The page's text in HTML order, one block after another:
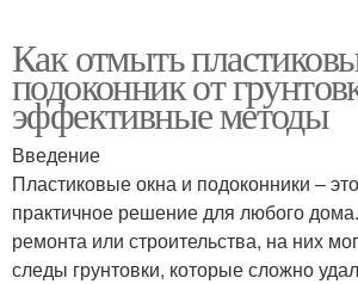
Как отмыть
подоконник от
эффективные методы
Введение
Пластиковые окна и подоконники –
практичное решение для любого
ремонта или строительства, на них
следы грунтовки, которые сложно